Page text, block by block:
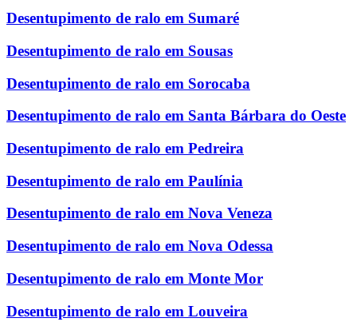
Desentupimento de ralo em Sumaré
Desentupimento de ralo em Sousas
Desentupimento de ralo em Sorocaba
Desentupimento de ralo em Santa Bárbara do Oeste
Desentupimento de ralo em Pedreira
Desentupimento de ralo em Paulínia
Desentupimento de ralo em Nova Veneza
Desentupimento de ralo em Nova Odessa
Desentupimento de ralo em Monte Mor
Desentupimento de ralo em Louveira